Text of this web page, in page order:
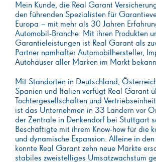
Mein Kunde, die Real Garant
den führenden Spezialisten für
Europa – mit mehr als 30 Jahren
Automobil-Branche. Mit ihren Produkten
Garantieleistungen ist Real Garant als
Partner namhafter Automobilhersteller,
Autohäuser aller Marken im Markt
Mit Standorten in Deutschland,
Spanien und Italien verfügt Real Garant
Tochtergesellschaften und
ist das Unternehmen in 33 Ländern vor
der Zentrale in Denkendorf bei Stuttgart
Beschäftigte mit ihrem Know-how für die
und dynamische Expansion. Alleine in
konnte Real Garant zehn neue Märkte
stabiles zweistelliges Umsatzwachstum